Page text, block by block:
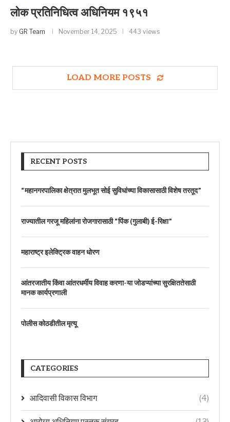
लोक प्रतिनिधित्व अधिनियम १९५१
by GR Team November 14, 2025 443 views
LOAD MORE POSTS
RECENT POSTS
“महानगरपालिका क्षेत्रात मुलभूत सोई सुविधांच्या विकासासाठी विशेष तरतूद”
राज्यातील गरजू महिलांना रोजगारासाठी “पिंक (गुलाबी) ई-रिक्षा”
महाराष्ट्र इलेक्ट्रिक वाहन धोरण
आंतरजातीय किंवा आंतरधर्मीय विवाह करणा-या जोडप्यांच्या सुरक्षिततेसाठी
मानक कार्यप्रणाली
पोलीस कोठडीतील मृत्यू
CATEGORIES
आदिवासी विकास विभाग (4)